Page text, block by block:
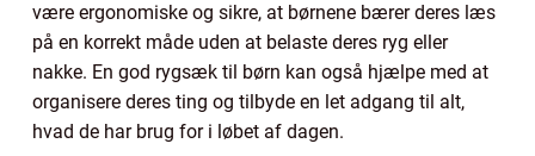
være ergonomiske og sikre, at børnene bærer deres læs
på en korrekt måde uden at belaste deres ryg eller
nakke. En god rygsæk til børn kan også hjælpe med at
organisere deres ting og tilbyde en let adgang til alt,
hvad de har brug for i løbet af dagen.